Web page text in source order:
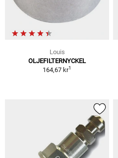
Louis
OLJEFILTERNYCKEL
164,67 kr1